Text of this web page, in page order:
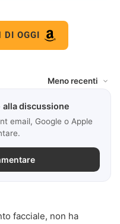
OGGI
discussione
email, Google o Apple
facciale, non ha